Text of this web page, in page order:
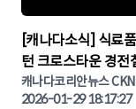
▶
[캐나다소식] 식료품
턴 크로스타운 경전
캐나다코리안뉴스
캐나다코리안뉴스
2026-01-29 18:17:27